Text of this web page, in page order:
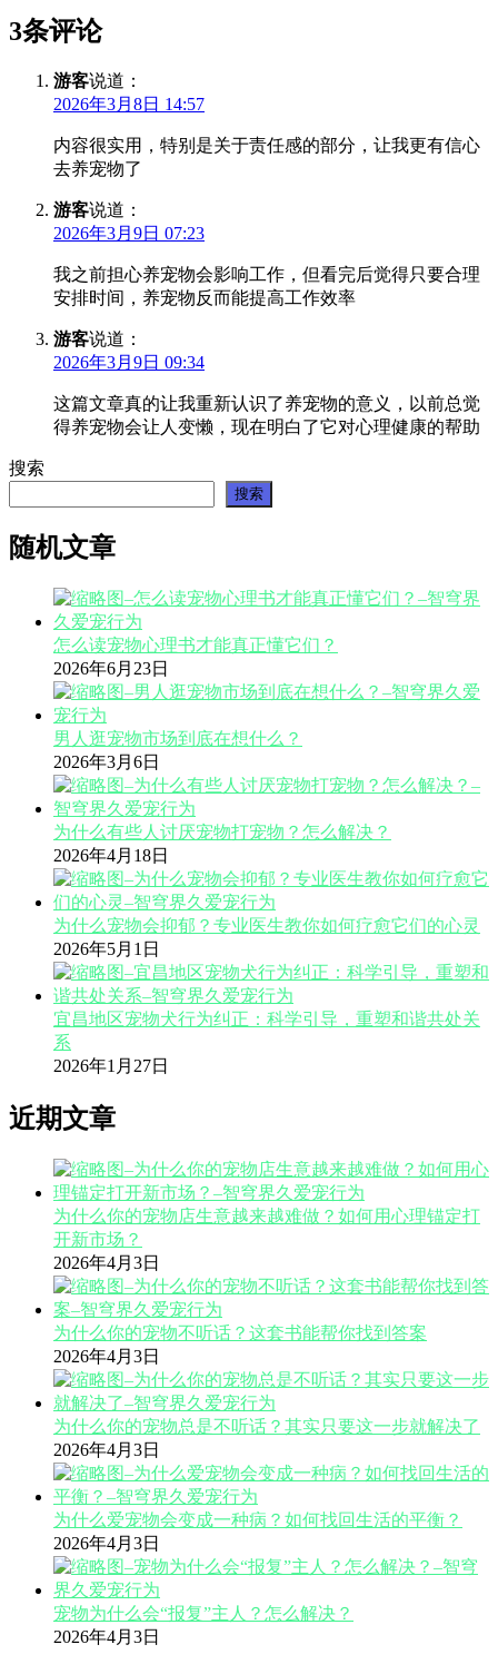
3条评论
游客说道：
2026年3月8日 14:57
内容很实用，特别是关于责任感的部分，让我更有信心
去养宠物了
游客说道：
2026年3月9日 07:23
我之前担心养宠物会影响工作，但看完后觉得只要合理
安排时间，养宠物反而能提高工作效率
游客说道：
2026年3月9日 09:34
这篇文章真的让我重新认识了养宠物的意义，以前总觉
得养宠物会让人变懒，现在明白了它对心理健康的帮助
搜索
搜索
随机文章
怎么读宠物心理书才能真正懂它们？
2026年6月23日
男人逛宠物市场到底在想什么？
2026年3月6日
为什么有些人讨厌宠物打宠物？怎么解决？
2026年4月18日
为什么宠物会抑郁？专业医生教你如何疗愈它们的心灵
2026年5月1日
宜昌地区宠物犬行为纠正：科学引导，重塑和谐共处关
系
2026年1月27日
近期文章
为什么你的宠物店生意越来越难做？如何用心理锚定打
开新市场？
2026年4月3日
为什么你的宠物不听话？这套书能帮你找到答案
2026年4月3日
为什么你的宠物总是不听话？其实只要这一步就解决了
2026年4月3日
为什么爱宠物会变成一种病？如何找回生活的平衡？
2026年4月3日
宠物为什么会“报复”主人？怎么解决？
2026年4月3日